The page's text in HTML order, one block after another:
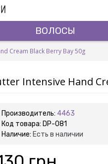
ВОЛОСЫ
Cream Black Berry Bay 50g
Intensive Hand
Производитель: 4463
Код товара: DP-081
Наличие: Есть в наличии